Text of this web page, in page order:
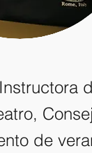
Instructora
de